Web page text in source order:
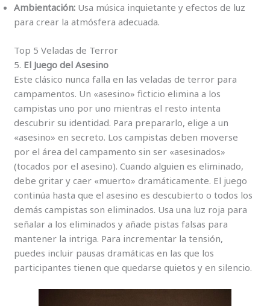
Ambientación: Usa música inquietante y efectos de luz
para crear la atmósfera adecuada.
Top 5 Veladas de Terror
5. El Juego del Asesino
Este clásico nunca falla en las veladas de terror para
campamentos. Un «asesino» ficticio elimina a los
campistas uno por uno mientras el resto intenta
descubrir su identidad. Para prepararlo, elige a un
«asesino» en secreto. Los campistas deben moverse
por el área del campamento sin ser «asesinados»
(tocados por el asesino). Cuando alguien es eliminado,
debe gritar y caer «muerto» dramáticamente. El juego
continúa hasta que el asesino es descubierto o todos los
demás campistas son eliminados. Usa una luz roja para
señalar a los eliminados y añade pistas falsas para
mantener la intriga. Para incrementar la tensión,
puedes incluir pausas dramáticas en las que los
participantes tienen que quedarse quietos y en silencio.